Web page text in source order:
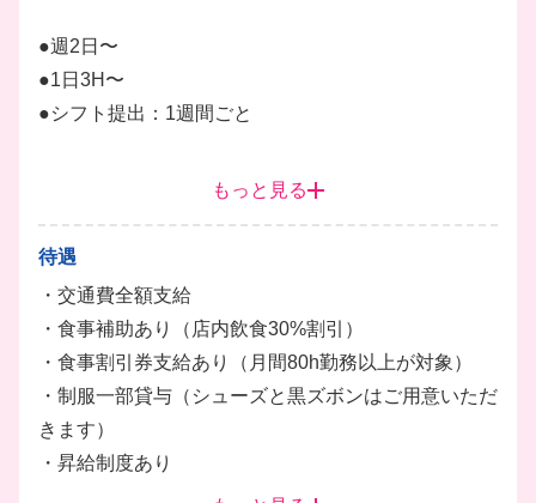
髪色自由＆ピアスOKなど、自分らしいスタイルのま
ま働けるのも魅力♪
間と一緒にワイワイ楽しく働いてみませんか？
キッチン ホール 調理 調理補助 ドリンク
●週2日〜
●1日3H〜
●シフト提出：1週間ごと
朝の開店前準備からランチタイム、夕方以降のディナ
もっと見る
待遇
・交通費全額支給
・食事補助あり（店内飲食30%割引）
・食事割引券支給あり（月間80h勤務以上が対象）
・制服一部貸与（シューズと黒ズボンはご用意いただ
きます）
・昇給制度あり